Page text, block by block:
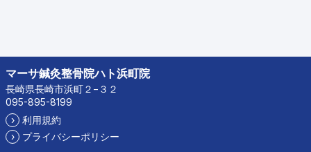
マーサ鍼灸整骨院ハト浜町院
長崎県長崎市浜町２−３２
095-895-8199
›
利用規約
›
プライバシーポリシー